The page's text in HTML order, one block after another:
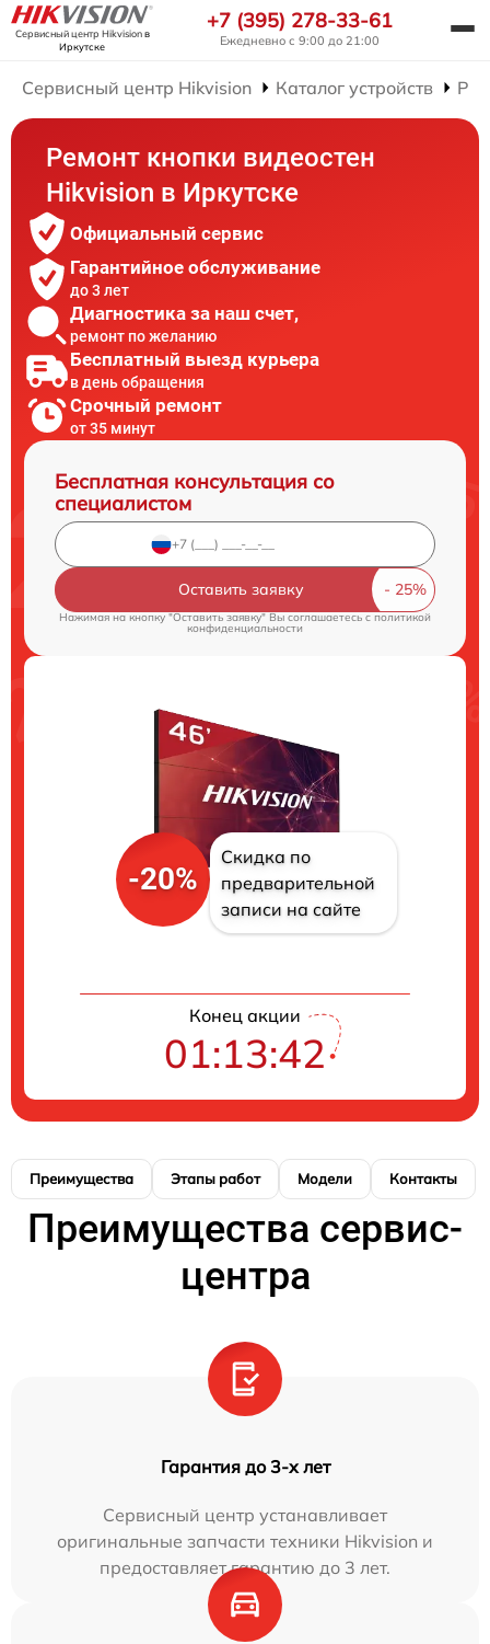
Сервисный центр Hikvisionв
Иркутске
+7 (395) 278-33-61
Ежедневно с 9:00 до 21:00
Сервисный центр Hikvision Каталог устройств
Ремонт кнопки видеостен
Hikvision в Иркутске
Официальный сервис
Гарантийное обслуживание
до 3 лет
Диагностика за наш счет,
ремонт по желанию
Бесплатный выезд курьера
в день обращения
Срочный ремонт
от 35 минут
Бесплатная консультация со
специалистом
Оставить заявку
Нажимая на кнопку "Оставить заявку" Вы соглашаетесь cполитикой
конфиденциальности
-20%
Скидка по
предварительной
записи на сайте
Конец акции
01:13:41
Преимущества Этапы работ Модели Контакты
Преимущества сервис-
центра
Гарантия до 3-х лет
Сервисный центр устанавливает
оригинальные запчасти техники Hikvision и
предоставляет гарантию до 3 лет.